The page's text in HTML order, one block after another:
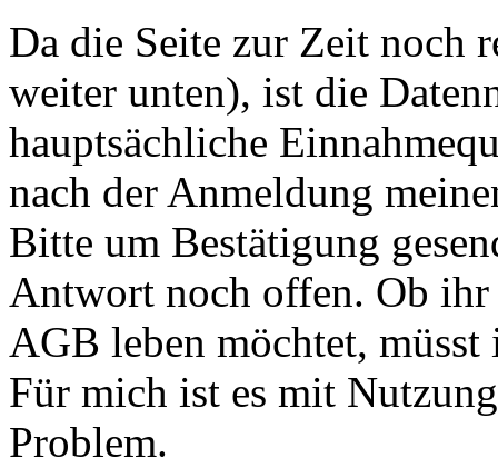
Da die Seite zur Zeit noch
weiter unten), ist die
hauptsächliche
nach der Anmeldung
Bitte um Bestätigung
Antwort noch offen. Ob
AGB leben möchtet,
Für mich ist es mit
Problem.